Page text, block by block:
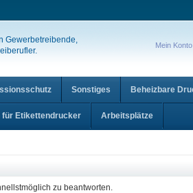
Gewerbetreibende,
Mein Konto
Sonstiges Beheizbare
für Etikettendrucker Arbeitsplätze
zu beantworten.